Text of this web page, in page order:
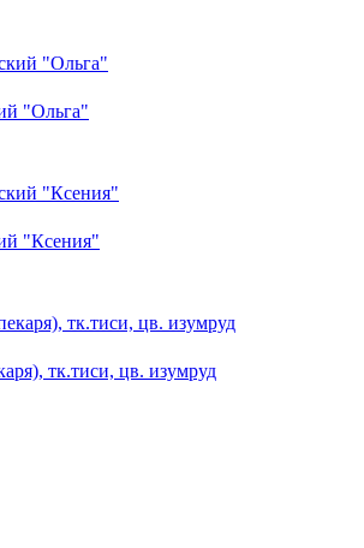
"Ольга"
"Ксения"
тк.тиси, цв. изумруд